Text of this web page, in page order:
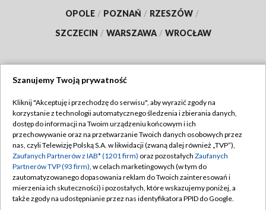
OPOLE / POZNAŃ / RZESZÓW /
SZCZECIN / WARSZAWA / WROCŁAW
TVP
Abonament TVP
Emisja w TVP
Centrum informacji TVP
Naziemna Telewizja Cyfrowa
Regulamin TVP
Polityka prywatności
Moje zgody
Pomoc
Szanujemy Twoją prywatność
Kliknij "Akceptuję i przechodzę do serwisu", aby wyrazić zgody na
korzystanie z technologii automatycznego śledzenia i zbierania danych,
dostęp do informacji na Twoim urządzeniu końcowym i ich
przechowywanie oraz na przetwarzanie Twoich danych osobowych przez
nas, czyli Telewizję Polską S.A. w likwidacji (zwaną dalej również „TVP”),
Zaufanych Partnerów z IAB* (1201 firm) oraz pozostałych Zaufanych
Partnerów TVP (93 firm), w celach marketingowych (w tym do
zautomatyzowanego dopasowania reklam do Twoich zainteresowań i
mierzenia ich skuteczności) i pozostałych, które wskazujemy poniżej, a
także zgody na udostępnianie przez nas identyfikatora PPID do Google.